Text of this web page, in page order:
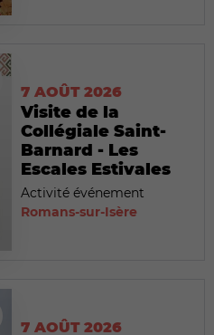
7 AOÛT 2026
Visite de la
Collégiale Saint-
Barnard - Les
Escales Estivales
Activité événement
Romans-sur-Isère
7 AOÛT 2026